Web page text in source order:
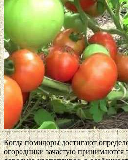
Когда помидоры достигают
огородники зачастую принимаются